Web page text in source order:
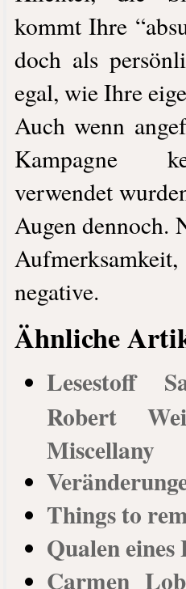
kommt Ihre
doch als
egal, wie Ihre
Auch wenn
Kampagne
verwendet
Augen dennoch.
negative.
Ähnliche
Lesestoff
Robert
Miscellany
Things to
Qualen
Carmen